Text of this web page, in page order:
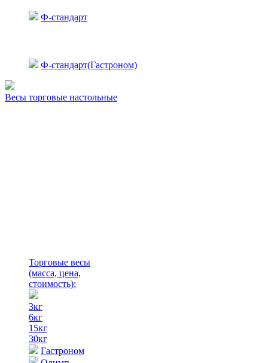
Ф-стандарт
Ф-стандарт(Гастроном)
Весы торговые настольные
Торговые весы
(масса, цена,
стоимость):
3кг
6кг
15кг
30кг
Гастроном